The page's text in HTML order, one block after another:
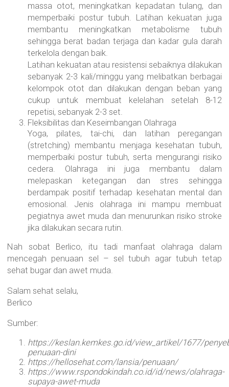
massa otot, meningkatkan kepadatan tulang, dan
memperbaiki postur tubuh. Latihan kekuatan juga
membantu meningkatkan metabolisme tubuh
sehingga berat badan terjaga dan kadar gula darah
terkelola dengan baik.
Latihan kekuatan atau resistensi sebaiknya dilakukan
sebanyak 2-3 kali/minggu yang melibatkan berbagai
kelompok otot dan dilakukan dengan beban yang
cukup untuk membuat kelelahan setelah 8-12
repetisi, sebanyak 2-3 set.
Fleksibilitas dan Keseimbangan Olahraga
Yoga, pilates, tai-chi, dan latihan peregangan
(stretching) membantu menjaga kesehatan tubuh,
memperbaiki postur tubuh, serta mengurangi risiko
cedera. Olahraga ini juga membantu dalam
melepaskan ketegangan dan stres sehingga
berdampak positif terhadap kesehatan mental dan
emosional. Jenis olahraga ini mampu membuat
pegiatnya awet muda dan menurunkan risiko stroke
jika dilakukan secara rutin.
Nah sobat Berlico, itu tadi manfaat olahraga dalam
mencegah penuaan sel – sel tubuh agar tubuh tetap
sehat bugar dan awet muda.
Salam sehat selalu,
Berlico
Sumber:
https://keslan.kemkes.go.id/view_artikel/1677/
penuaan-dini
https://hellosehat.com/lansia/penuaan/
https://www.rspondokindah.co.id/id/news/olahraga-
supaya-awet-muda